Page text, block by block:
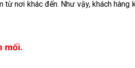
nơi khác đến. Như vậy, khách
mối.